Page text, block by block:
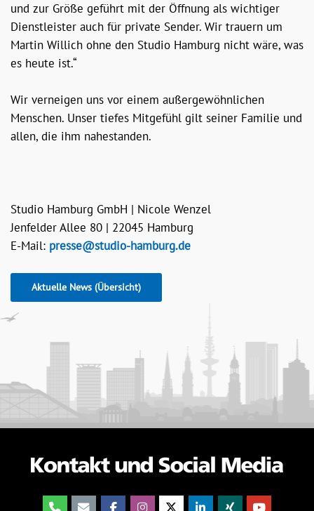
und zur Größe geführt mit der Öffnung als wichtiger
Dienstleister auch für private Sender. Wir trauern um
Martin Willich ohne den Studio Hamburg nicht wäre, was
es heute ist.“
Wir verneigen uns vor einem außergewöhnlichen
Menschen. Unser tiefes Mitgefühl gilt seiner Familie und
allen, die ihm nahestanden.
Studio Hamburg GmbH | Nicole Wenzel
Jenfelder Allee 80 | 22045 Hamburg
E-Mail: presse@studio-hamburg.de
Aktuelle News (Übersicht)